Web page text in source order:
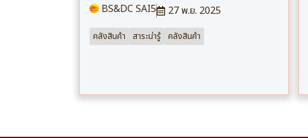
BS&DC SAI5
27 พ.ย. 2025
คลังสินค้า สาระน่ารู้ คลังสินค้า